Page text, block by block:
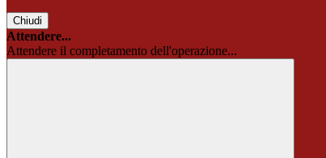
Chiudi
Attendere...
Attendere il completamento dell'operazione...